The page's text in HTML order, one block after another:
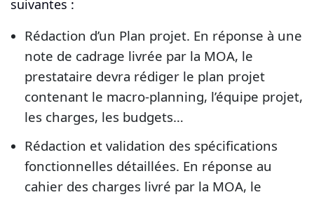
suivantes :
Rédaction d’un Plan projet. En réponse à une
note de cadrage livrée par la MOA, le
prestataire devra rédiger le plan projet
contenant le macro-planning, l’équipe projet,
les charges, les budgets…
Rédaction et validation des spécifications
fonctionnelles détaillées. En réponse au
cahier des charges livré par la MOA, le